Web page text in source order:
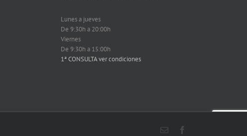
Lunes a jueves
De 9:30h a 20:00h
Viernes
De 9:30h a 15:00h
1ª CONSULTA ver condiciones
Email